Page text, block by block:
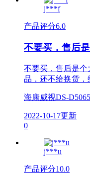
j***f
产品评分6.0
不要买，售后
不要买，售后是
品，还不给换货，
海康威视DS-
2022-10-17更新
0
j***u
产品评分10.0